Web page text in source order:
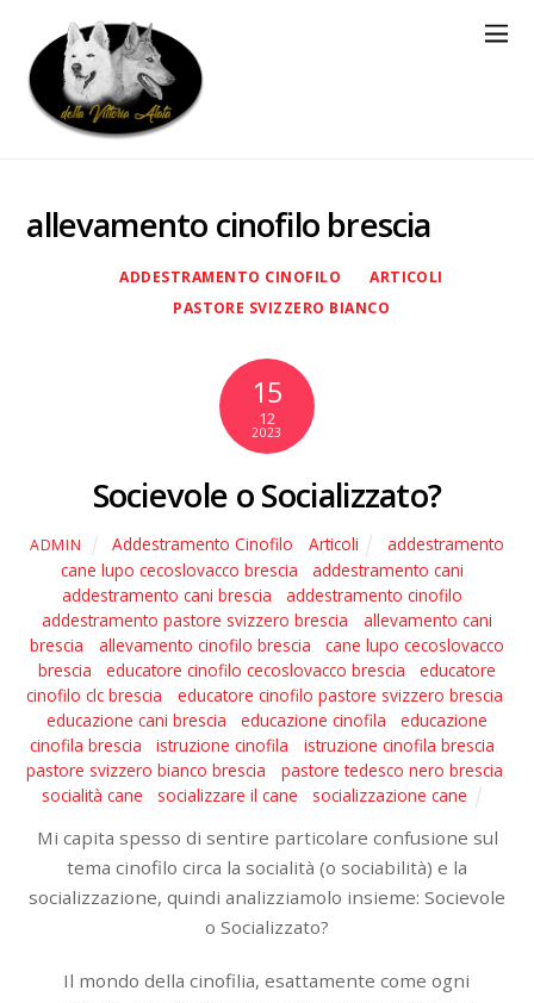
allevamento cinofilo brescia
ADDESTRAMENTO CINOFILO
ARTICOLI
PASTORE SVIZZERO BIANCO
15
12
2023
Socievole o Socializzato?
ADMIN Addestramento Cinofilo Articoli
addestramento
cane lupo cecoslovacco brescia
addestramento cani
addestramento cani brescia
addestramento cinofilo
addestramento pastore svizzero brescia
allevamento cani
brescia
allevamento cinofilo brescia
cane lupo cecoslovacco
brescia
educatore cinofilo cecoslovacco brescia
educatore
cinofilo clc brescia
educatore cinofilo pastore svizzero brescia
educazione cani brescia
educazione cinofila
educazione
cinofila brescia
istruzione cinofila istruzione cinofila brescia
pastore svizzero bianco brescia
pastore tedesco nero brescia
socialità cane
socializzare il cane socializzazione cane
Mi capita spesso di sentire particolare confusione sul
tema cinofilo circa la socialità (o sociabilità) e la
socializzazione, quindi analizziamolo insieme: Socievole
o Socializzato?
Il mondo della cinofilia, esattamente come ogni